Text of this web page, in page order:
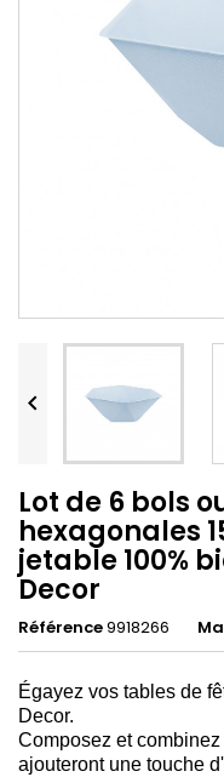

Lot de 6 bols
hexagonales
jetable 100%
Decor
Référence9918266
Égayez vos tables de
Decor.
Composez et
ajouteront une touche